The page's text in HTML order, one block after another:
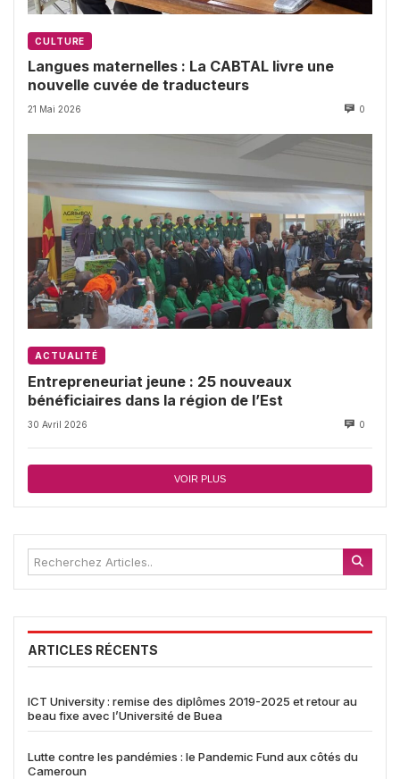
CULTURE
Langues maternelles : La CABTAL livre une
nouvelle cuvée de traducteurs
21 Mai 2026 0
ACTUALITÉ
Entrepreneuriat jeune : 25 nouveaux
bénéficiaires dans la région de l’Est
30 Avril 2026 0
VOIR PLUS
ARTICLES RÉCENTS
ICT University : remise des diplômes 2019-2025 et retour au
beau fixe avec l’Université de Buea
Lutte contre les pandémies : le Pandemic Fund aux côtés du
Cameroun